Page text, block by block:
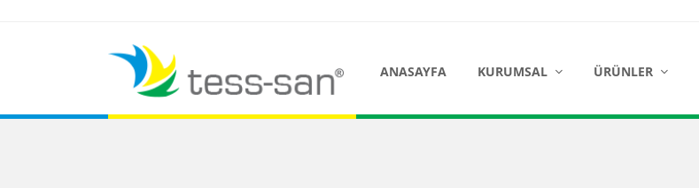
ANASAYFA KURUMSAL ÜRÜNLER